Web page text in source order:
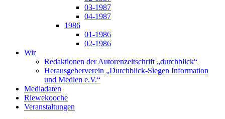
03-1987
04-1987
1986
01-1986
02-1986
Wir
Redaktionen der Autorenzeitschrift „durchblick“
Herausgeberverein „Durchblick-Siegen Information
und Medien e.V.“
Mediadaten
Riewekooche
Veranstaltungen